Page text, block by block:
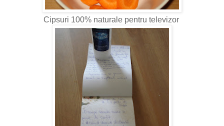
Cipsuri 100% naturale pentru televizor